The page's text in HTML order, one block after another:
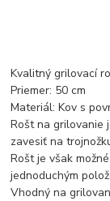
Kvalitný grilovací
Priemer: 50 cm
Materiál: Kov s
Rošt na grilovanie
zavesiť na
Rošt je však
jednoduchým
Vhodný na